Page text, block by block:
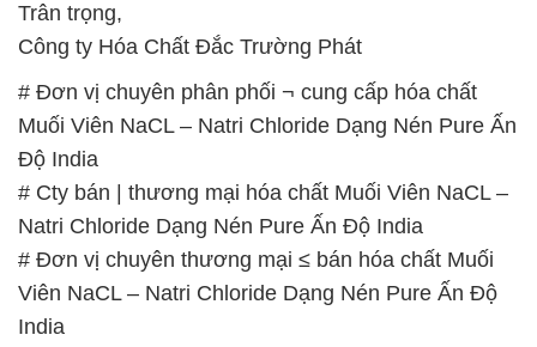
Trân trọng,
Công ty Hóa Chất Đắc Trường Phát
# Đơn vị chuyên phân phối ¬ cung cấp hóa chất
Muối Viên NaCL – Natri Chloride Dạng Nén Pure Ấn
Độ India
# Cty bán | thương mại hóa chất Muối Viên NaCL –
Natri Chloride Dạng Nén Pure Ấn Độ India
# Đơn vị chuyên thương mại ≤ bán hóa chất Muối
Viên NaCL – Natri Chloride Dạng Nén Pure Ấn Độ
India